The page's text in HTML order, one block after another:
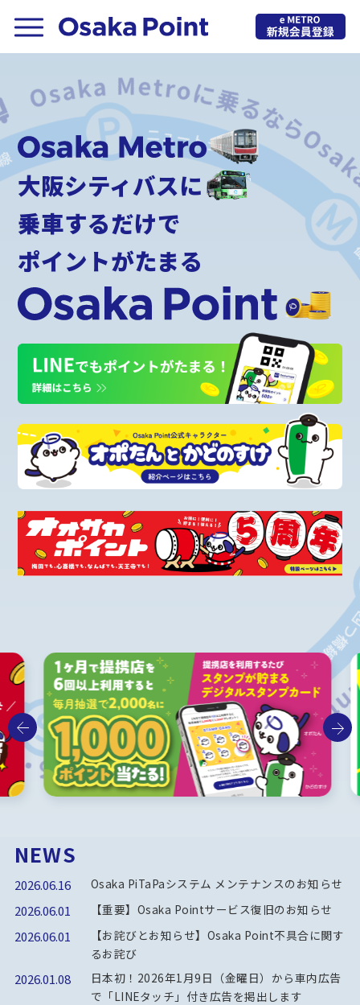
大阪シティバスに
乗車するだけで
ポイントがたまる
NEWS
2026.06.16 Osaka PiTaPaシステム メンテナンスのお知らせ
2026.06.01 【重要】Osaka Pointサービス復旧のお知らせ
2026.06.01
【お詫びとお知らせ】Osaka Point不具合に関す
るお詫び
2026.01.08
日本初！2026年1月9日（金曜日）から車内広告
で「LINEタッチ」付き広告を掲出します